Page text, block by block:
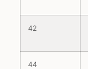
42
44